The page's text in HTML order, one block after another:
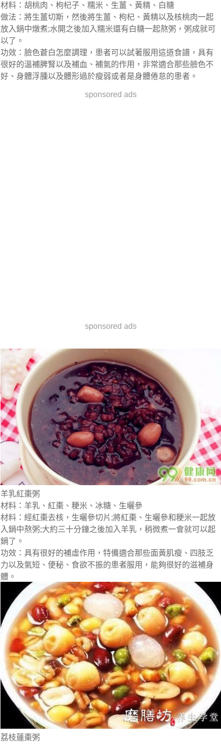
材料：胡桃肉、枸杞子、糯米、生薑、黃精、白糖
做法：將生薑切斯，然後將生薑、枸杞、黃精以及核桃肉一起
放入鍋中燉煮;水開之後加入糯米還有白糖一起熬粥，粥成就可
以了。
功效：臉色蒼白怎麼調理，患者可以試著服用這道食譜，具有
很好的溫補脾腎以及補血、補氣的作用，非常適合那些臉色不
好、身體浮腫以及體形過於瘦弱或者是身體倦怠的患者。
sponsored ads
sponsored ads
羊乳紅棗粥
材料：羊乳、紅棗、粳米、冰糖、生曬參
材料：經紅棗去核，生曬參切片;將紅棗、生曬參和粳米一起放
入鍋中熬粥;大約三十分鐘之後加入羊乳，稍微煮一會就可以起
鍋了。
功效：具有很好的補虛作用，特備適合那些面黃肌瘦、四肢乏
力以及氣短、便秘、食欲不振的患者服用，能夠很好的滋補身
體。
荔枝蓮棗粥